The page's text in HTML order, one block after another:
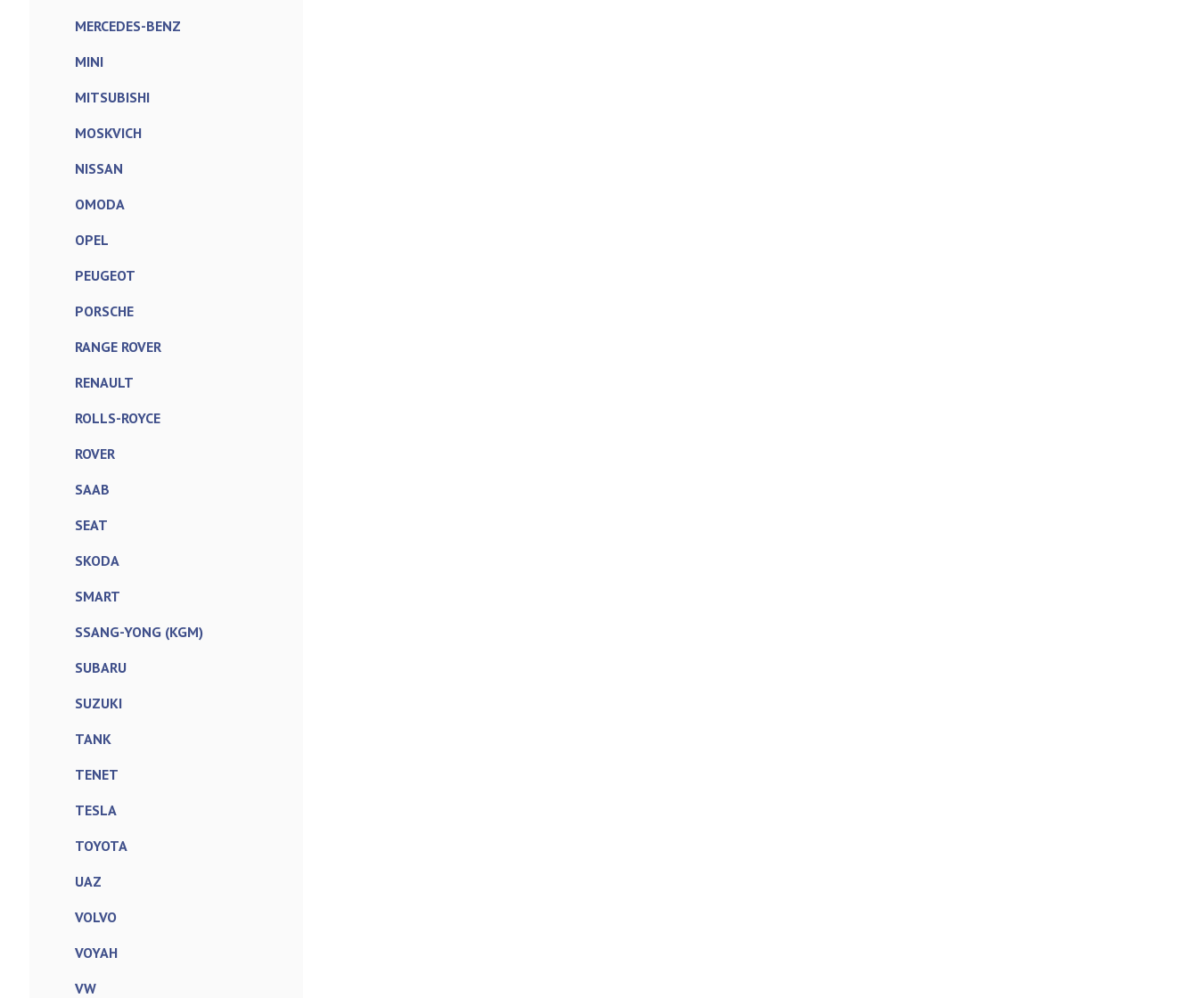
MERCEDES-BENZ
MINI
MITSUBISHI
MOSKVICH
NISSAN
OMODA
OPEL
PEUGEOT
PORSCHE
RANGE ROVER
RENAULT
ROLLS-ROYCE
ROVER
SAAB
SEAT
SKODA
SMART
SSANG-YONG (KGM)
SUBARU
SUZUKI
TANK
TENET
TESLA
TOYOTA
UAZ
VOLVO
VOYAH
VW